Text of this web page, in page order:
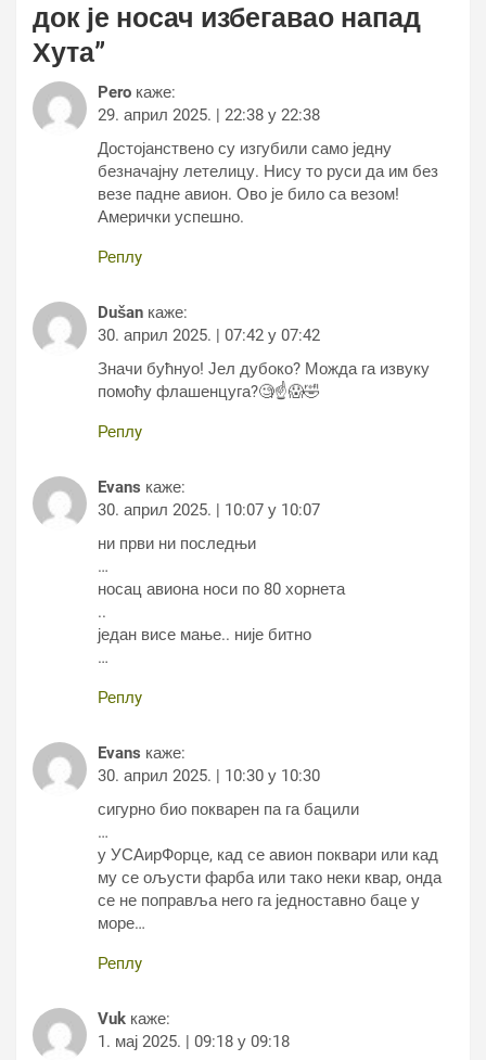
док је носач избегавао напад
Хута”
Pero каже:
29. април 2025. | 22:38 у 22:38
Достојанствено су изгубили само једну
безначајну летелицу. Нису то руси да им без
везе падне авион. Ово је било са везом!
Амерички успешно.
Реплy
Dušan каже:
30. април 2025. | 07:42 у 07:42
Значи бућнуо! Јел дубоко? Можда га извуку
помоћу флашенцуга?🧐☝😱🤣
Реплy
Evans каже:
30. април 2025. | 10:07 у 10:07
ни први ни последњи
…
носац авиона носи по 80 хорнета
..
један висе мање.. није битно
…
Реплy
Evans каже:
30. април 2025. | 10:30 у 10:30
сигурно био покварен па га бацили
…
у УСАирФорце, кад се авион поквари или кад
му се ољусти фарба или тако неки квар, онда
се не поправља него га једноставно баце у
море…
Реплy
Vuk каже:
1. мај 2025. | 09:18 у 09:18